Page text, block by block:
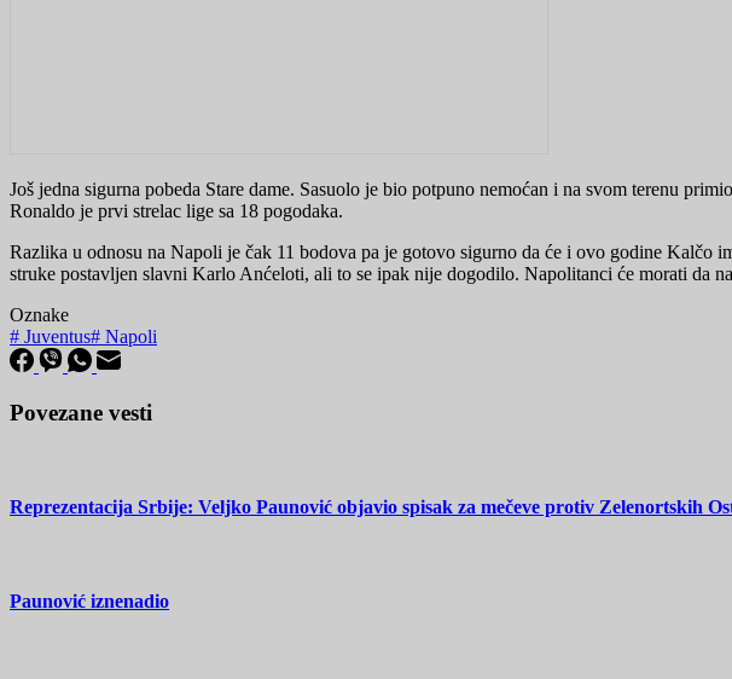
Još jedna sigurna pobeda Stare dame. Sasuolo je bio potpuno nemoćan i na svom terenu
Ronaldo je prvi strelac lige sa 18 pogodaka.
Razlika u odnosu na Napoli je čak 11 bodova pa je gotovo sigurno da će i ovo godine Kalčo
struke postavljen slavni Karlo Anćeloti, ali to se ipak nije dogodilo. Napolitanci će morati da
Oznake
# Juventus# Napoli
Povezane vesti
Reprezentacija Srbije: Veljko Paunović objavio spisak za mečeve protiv Zelenortskih
Paunović iznenadio